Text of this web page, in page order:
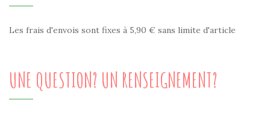
Les frais d'envois sont fixes à 5,90 € sans limite d'article
UNE QUESTION? UN RENSEIGNEMENT?